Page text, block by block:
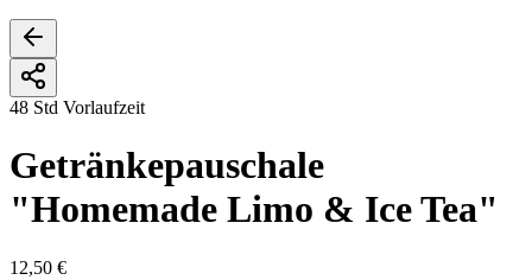
48 Std Vorlaufzeit
Getränkepauschale
"Homemade Limo & Ice Tea"
12,50 €